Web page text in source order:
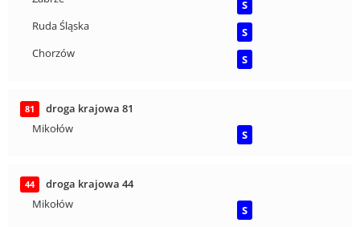
S
Ruda Śląska
S
Chorzów
S
81
droga krajowa 81
Mikołów
S
44
droga krajowa 44
Mikołów
S